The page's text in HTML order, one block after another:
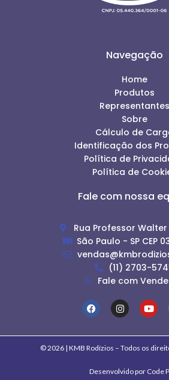
Navegação
Home
Produtos
Representantes
Sobre
Cálculo de
Identificação dos
Política de
Política de
Fale com nossa
Rua Professor Walter
São Paulo - SP CEP
(11) 2703-
Fale com
© 2026 | KMB Rodízios – Todos os
Desenvolvido por Code